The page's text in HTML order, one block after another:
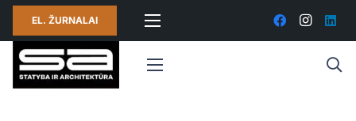
EL. ŽURNALAI